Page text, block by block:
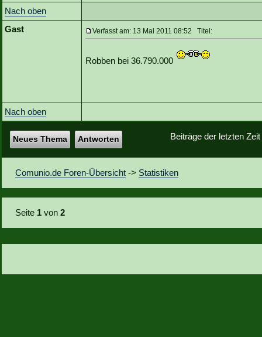
Nach oben
Gast
Verfasst am: 13 Mai 2011 08:52 Titel:
Robben bei 36.790.000
Nach oben
Beiträge der letzten
Neues Thema Antworten
Comunio.de Foren-Übersicht -> Statistiken
Seite 1 von2